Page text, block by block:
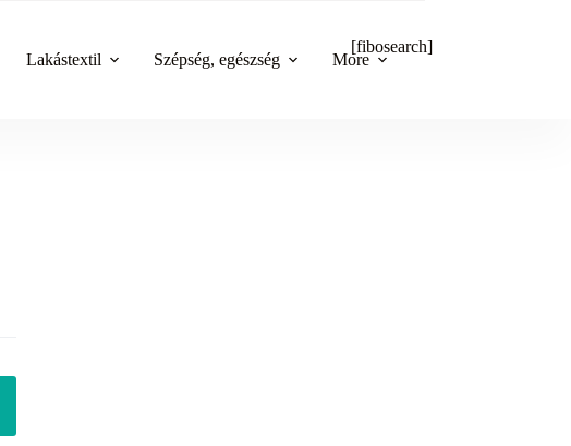
Lakástextil Szépség, egészség More
[fibosearch]